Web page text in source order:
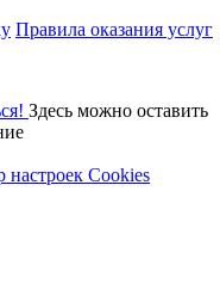
Правила оказания услуг
Здесь можно оставить
настроек Cookies